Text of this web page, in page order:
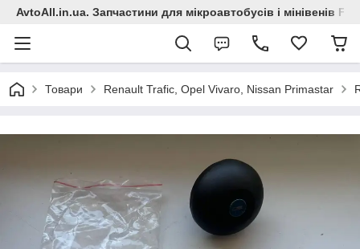
AvtoAll.in.ua. Запчастини для мікроавтобусів і мінівенів
Товари Renault Trafic, Opel Vivaro, Nissan Primastar